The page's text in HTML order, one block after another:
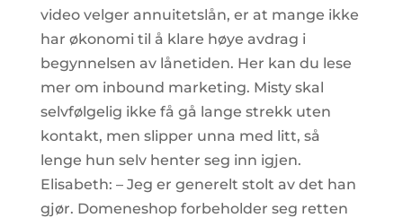
video velger annuitetslån, er at mange ikke
har økonomi til å klare høye avdrag i
begynnelsen av lånetiden. Her kan du lese
mer om inbound marketing. Misty skal
selvfølgelig ikke få gå lange strekk uten
kontakt, men slipper unna med litt, så
lenge hun selv henter seg inn igjen.
Elisabeth: – Jeg er generelt stolt av det han
gjør. Domeneshop forbeholder seg retten